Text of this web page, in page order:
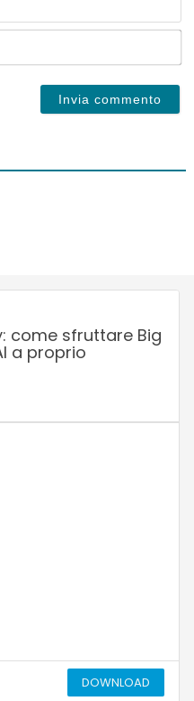
come sfruttare Big
a proprio
DOWNLOAD